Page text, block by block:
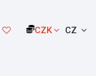
CZK CZ